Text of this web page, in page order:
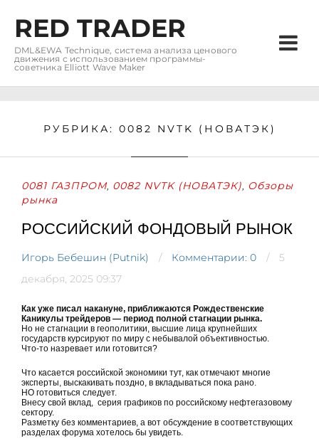
RED TRADER
DML&EWA Technique, система анализа ценового
движения с использованием программы-
советника Elliott Wave Maker
РУБРИКА: 0082 NVTK (НОВАТЭК)
0081 ГАЗПРОМ, 0082 NVTK (НОВАТЭК), Обзоры
рынка
РОССИЙСКИЙ ФОНДОВЫЙ РЫНОК
Игорь Бебешин (Putnik) Комментарии: 0
5
декабря, 2025 09:37
Как уже писал накануне, приближаются Рождественские
Каникулы трейдеров — период полной стагнации рынка.
Но не стагнации в геополитики, высшие лица крупнейших
государств курсируют по миру с небывалой объективностью.
Что-то назревает или готовится?
Что касается российской экономики тут, как отмечают многие
эксперты, выскакивать поздно, в вкладываться пока рано.
НО готовиться следует.
Внесу свой вклад, серия графиков по российскому нефтегазовому
сектору.
Разметку без комментариев, а вот обсуждение в соответствующих
разделах форума хотелось бы увидеть.